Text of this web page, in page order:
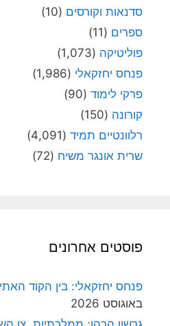
סדנאות וקורסים (10)
ספרים (11)
פוליטיקה (1,073)
פנחס יחזקאלי (1,986)
פרקי לימוד (90)
קורונה (150)
רלוונטיים תמיד (4,091)
שרית אונגר משיח (72)
פוסטים אחרונים
פנחס יחזקאלי: בין הקוד
באוגוסט 2026